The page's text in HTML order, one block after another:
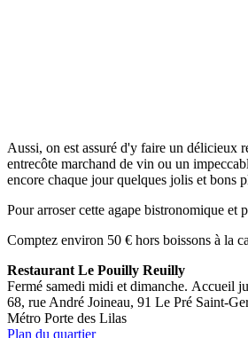
Aussi, on est assuré d'y faire un délicieux
entrecôte marchand de vin ou un
encore chaque jour quelques jolis et bons
Pour arroser cette agape bistronomique
Comptez environ 50 € hors boissons à la
Restaurant Le Pouilly Reuilly
Fermé samedi midi et dimanche. Accueil
68, rue André Joineau, 91 Le Pré Saint-
Métro Porte des Lilas
Plan du quartier